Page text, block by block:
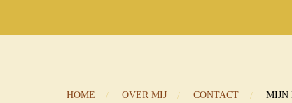
HOME OVER MIJ CONTACT MIJN